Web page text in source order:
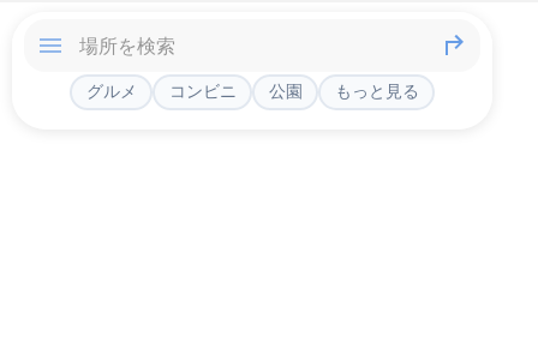
グルメ コンビニ 公園 もっと見る